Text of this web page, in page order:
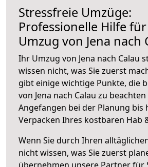
Stressfreie Umzüge:
Professionelle Hilfe
Umzug von Jena nach
Ihr Umzug von Jena nach Calau
wissen nicht, was Sie zuerst
gibt einige wichtige Punkte, die
von Jena nach Calau zu
Angefangen bei der Planung bis
Verpacken Ihres kostbaren Hab
Wenn Sie durch Ihren
nicht wissen, was Sie zuerst